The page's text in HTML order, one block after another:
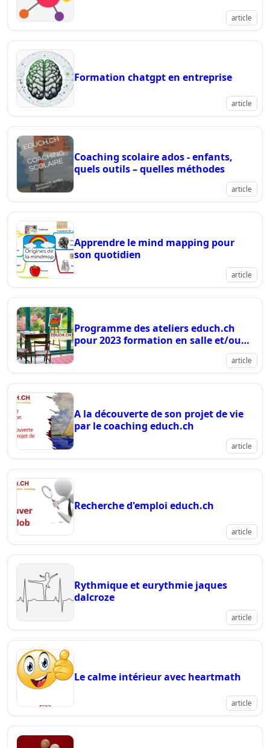
article
Formation chatgpt en entreprise
article
Coaching scolaire ados - enfants,
quels outils – quelles méthodes
article
Apprendre le mind mapping pour
son quotidien
article
Programme des ateliers educh.ch
pour 2023 formation en salle et/ou
article
A la découverte de son projet de vie
par le coaching educh.ch
article
Recherche d'emploi educh.ch
article
Rythmique et eurythmie jaques
dalcroze
article
Le calme intérieur avec heartmath
article